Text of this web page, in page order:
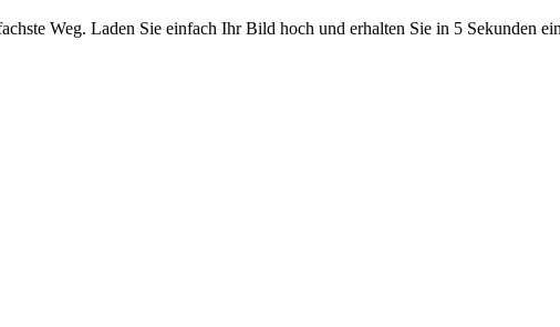
Weg. Laden Sie einfach Ihr Bild hoch und erhalten Sie in 5 Sekunden